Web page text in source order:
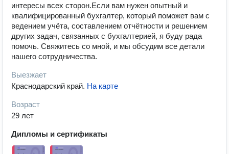
интересы всех сторон.Если вам нужен опытный и
квалифицированный бухгалтер, который поможет вам с
ведением учёта, составлением отчётности и решением
других задач, связанных с бухгалтерией, я буду рада
помочь. Свяжитесь со мной, и мы обсудим все детали
нашего сотрудничества.
Выезжает
Краснодарский край. На карте
Возраст
29 лет
Дипломы и сертификаты